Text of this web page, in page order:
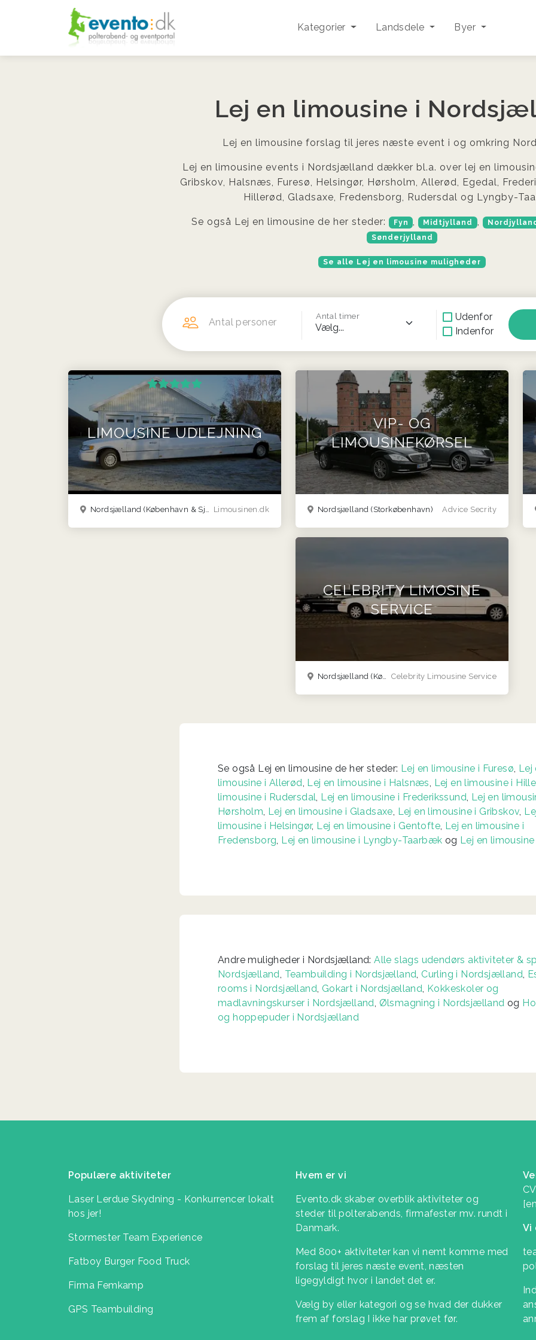
Kategorier Landsdele Byer
Lej en limousine i
Lej en limousine forslag til jeres næste event i og omkring
Lej en limousine events i Nordsjælland dækker bl.a. over lej en
Gribskov, Halsnæs, Furesø, Helsingør, Hørsholm, Allerød, Egedal,
Hillerød, Gladsaxe, Fredensborg, Rudersdal og Lyngby-
Se også Lej en limousine de her steder: Fyn , Midtjylland ,
Sønderjylland
Se alle Lej en limousine muligheder
Antal personer
Antal timer
Udenfor
Indenfor
LIMOUSINE UDLEJNING
Limousinen.dk
Nordsjælland(København & Sjælland)
VIP- OG
LIMOUSINEKØRSEL
Advice Secrity
Nordsjælland(Storkøbenhavn)
CELEBRITY LIMOSINE
SERVICE
Celebrity Limousine Service
Nordsjælland(København & Nordsjælland)
Se også Lej en limousine de her steder: Lej en limousine i Furesø Lej
limousine i Allerød Lej en limousine i Halsnæs Lej en limousine i
limousine i Rudersdal Lej en limousine i Frederikssund Lej en
Hørsholm Lej en limousine i Gladsaxe Lej en limousine i Gribskov
limousine i Helsingør, Lej en limousine i Gentofte Lej en limousine i
Fredensborg Lej en limousine i Lyngby-Taarbæk og Lej en
Andre muligheder i Nordsjælland:Alle slags udendørs aktiviteter &
Nordsjælland Teambuilding i Nordsjælland Curling i Nordsjælland
rooms i Nordsjælland Gokart i Nordsjælland Kokkeskoler og
madlavningskurser i Nordsjælland Ølsmagning i Nordsjælland og
og hoppepuder i Nordsjælland
Populære aktiviteter
Laser Lerdue Skydning - Konkurrencer lokalt
hos jer!
Stormester Team Experience
Fatboy Burger Food Truck
Firma Femkamp
GPS Teambuilding
Hvem er vi
Evento.dk skaber overblik aktiviteter og
steder til polterabends, firmafester mv. rundt i
Danmark.
Med 800+ aktiviteter kan vi nemt komme med
forslag til jeres næste event, næsten
ligegyldigt hvor i landet det er.
Vælg by eller kategori og se hvad der dukker
frem af forslag I ikke har prøvet før.
Vi